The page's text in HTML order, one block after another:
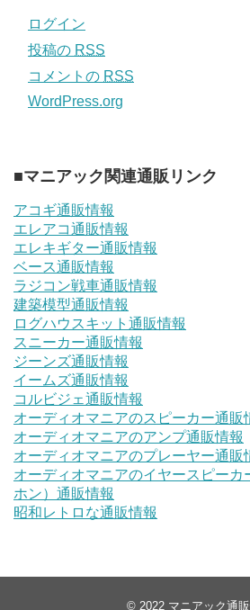
ログイン
投稿の RSS
コメントの RSS
WordPress.org
■マニアック関連通販リンク
アコギ通販情報
エレアコ通販情報
エレキギター通販情報
ベース通販情報
ラジコン戦車通販情報
建築模型通販情報
ログハウスキット通販情報
スニーカー通販情報
ジーンズ通販情報
イームズ通販情報
コルビジェ通販情報
オーディオマニアのスピーカー通販
オーディオマニアのアンプ通販情報
オーディオマニアのプレーヤー通販
オーディオマニアのイヤースピーカ
ホン）通販情報
昭和レトロな通販情報
© 2022 マニアック通